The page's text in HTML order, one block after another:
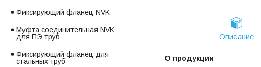
Описание
О продукции
Фиксирующий фланец NVK
Муфта соединительная NVK
для ПЭ труб
Фиксирующий фланец для
стальных труб